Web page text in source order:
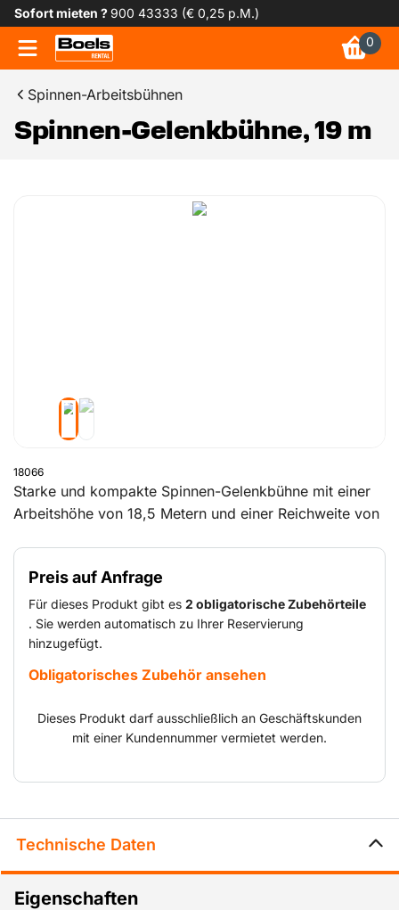
Sofort mieten ?900 43333 (€ 0,25 p.M.)
0
Spinnen-Arbeitsbühnen
Spinnen-Gelenkbühne, 19 m
18066
Starke und kompakte Spinnen-Gelenkbühne mit einer
Arbeitshöhe von 18,5 Metern und einer Reichweite von
standardmäßig 200 kg. Mit einer Breite von 89
Zentimetern passt die Gelenkbühne mit spurlosen
Raupen durch fast jede Türe und kann sowohl in
Industriehallen als auch im Freien eingesetzt werden.
Preis auf Anfrage
Für dieses Produkt gibt es 2 obligatorische Zubehörteile
. Sie werden automatisch zu Ihrer Reservierung
hinzugefügt.
Obligatorisches Zubehör ansehen
Dieses Produkt darf ausschließlich an Geschäftskunden
mit einer Kundennummer vermietet werden.
Technische Daten
Eigenschaften